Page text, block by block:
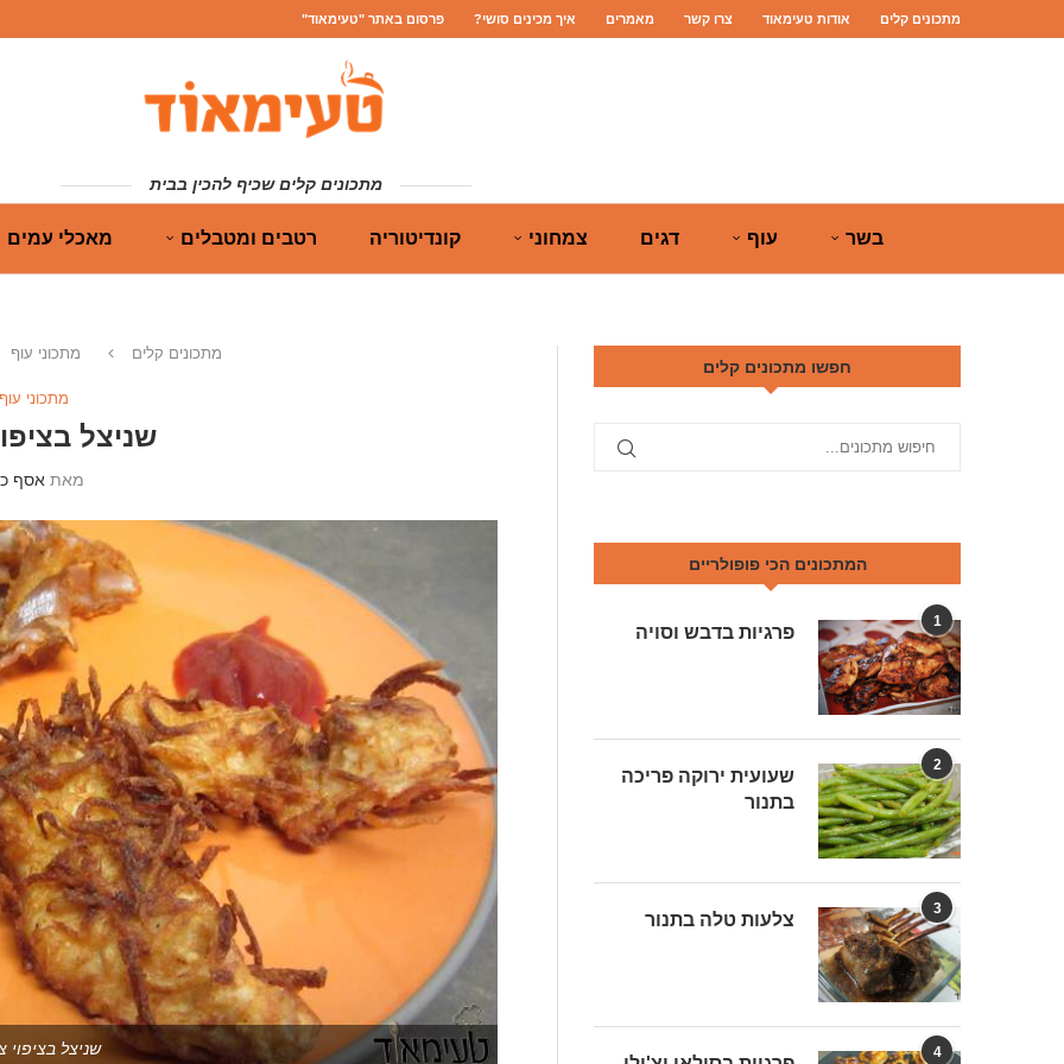
מתכונים קלים אודות טעימאוד צרו קשר מאמרים איך מכינים סושי? פרסום באתר "טעימאוד"
מתכונים קלים שכיף להכין בבית
בשר עוף דגים צמחוני קונדיטוריה רטבים ומטבלים מאכלי עמים
מתכונים קלים מתכוני עוף
מתכוני עוף
שניצל
מאת אסף
שניצל בציפוי
חפשו מתכונים קלים
המתכונים הכי פופולריים
1
פרגיות בדבש וסויה
2
שעועית ירוקה פריכה
בתנור
3
צלעות טלה בתנור
4